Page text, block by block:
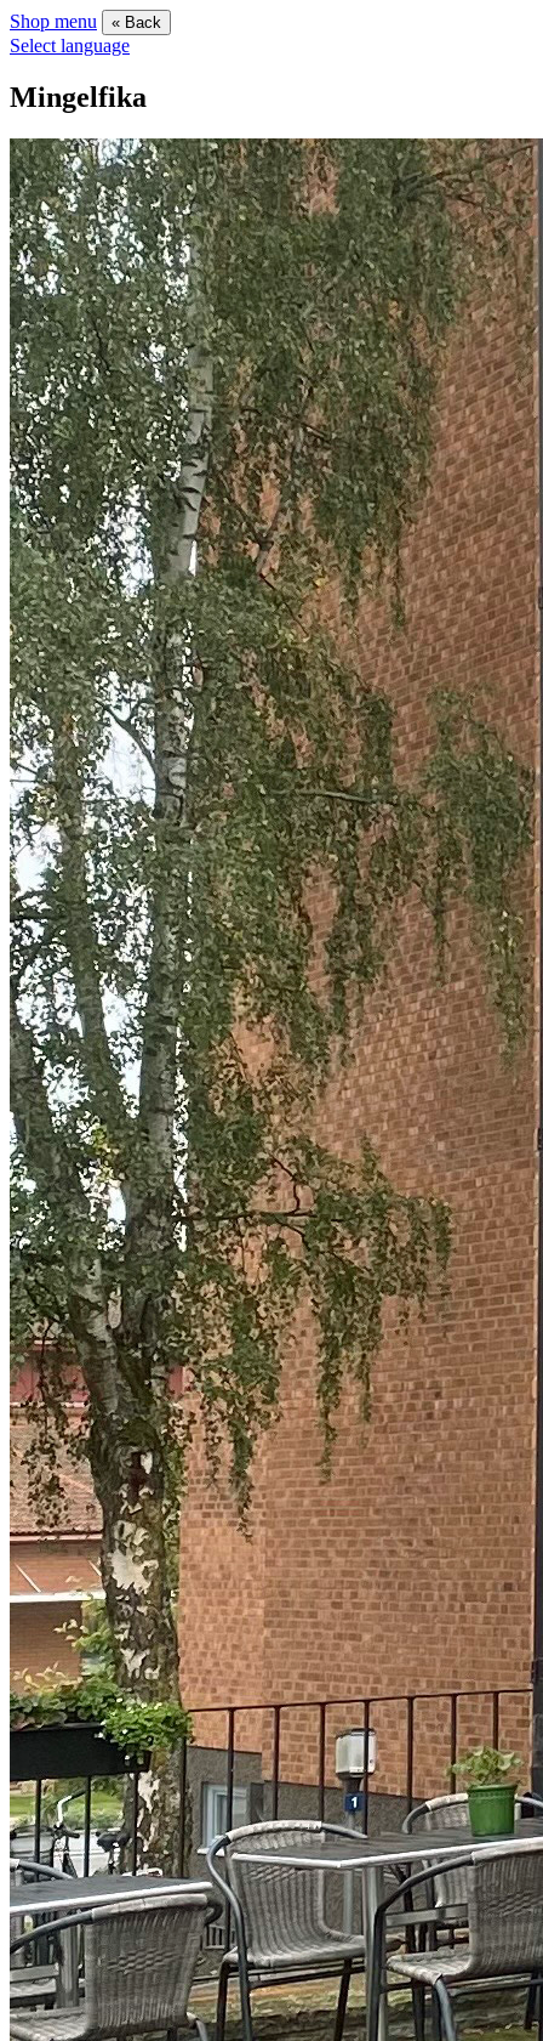
Shop menu « Back
Select language
Mingelfika